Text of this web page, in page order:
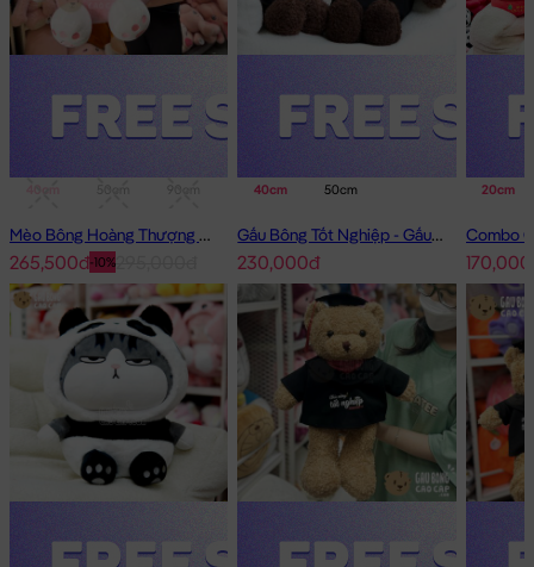
1m
Mèo Bông Hoàng Thượng Cosplay Thỏ Hồng
-10%
265,500đ
40cm 50cm
Gấu Bông Tốt Nghiệp - Gấu Teddy tốt nghiệp lông xù màu Nâu
230,000đ
20cm